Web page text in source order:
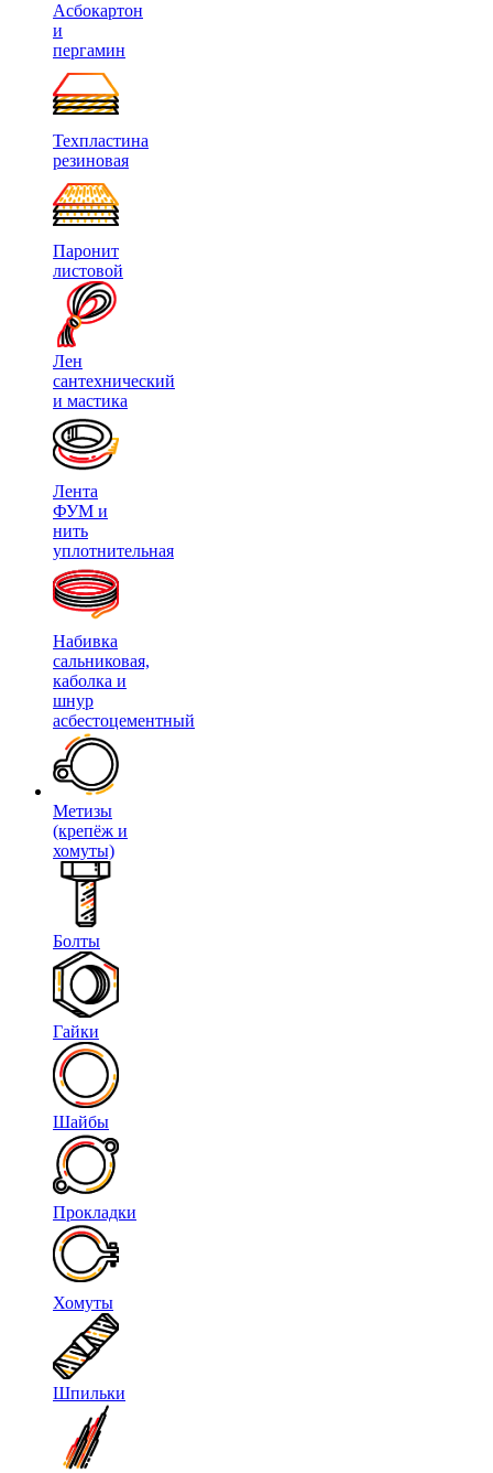
Асбокартон
и
пергамин
Техпластина
резиновая
Паронит
листовой
Лен
сантехнический
и мастика
Лента
ФУМ и
нить
уплотнительная
Набивка
сальниковая,
каболка и
шнур
асбестоцементный
Метизы
(крепёж и
хомуты)
Болты
Гайки
Шайбы
Прокладки
Хомуты
Шпильки